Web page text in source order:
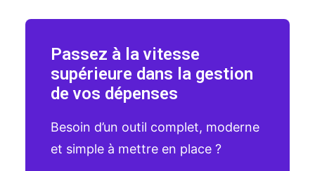
Passez à la vitesse
supérieure dans la gestion
de vos dépenses
Besoin d’un outil complet, moderne
et simple à mettre en place ?